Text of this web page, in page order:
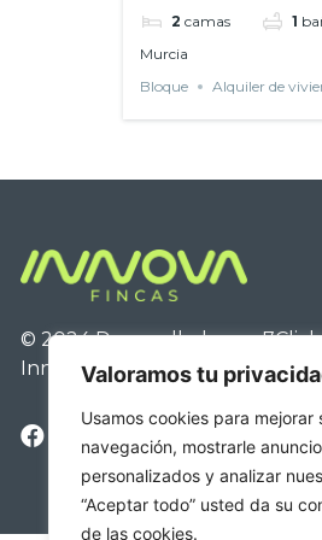
Valoramos tu
Usamos cookies para
navegación, mostrarle
personalizados y analizar
“Aceptar todo” usted da su
de las cookies.
2 camas 1
Murcia
Bloque
Alquiler de
© 2024 Desarrollado por
Innova Fincas